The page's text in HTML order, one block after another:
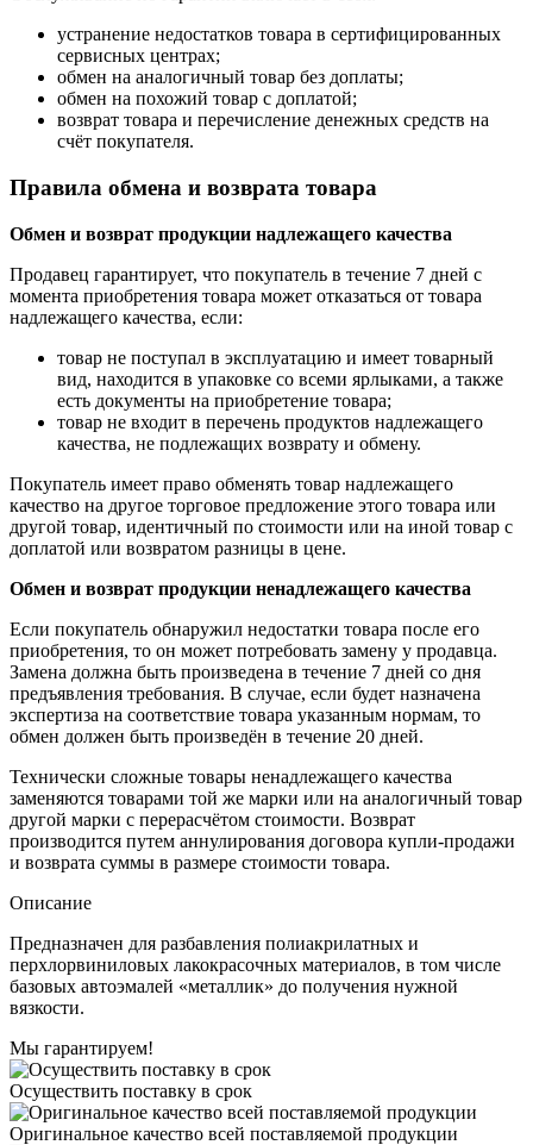
устранение недостатков товара в сертифицированных
сервисных центрах;
обмен на аналогичный товар без доплаты;
обмен на похожий товар с доплатой;
возврат товара и перечисление денежных средств на
счёт покупателя.
Правила обмена и возврата товара
Обмен и возврат продукции надлежащего качества
Продавец гарантирует, что покупатель в течение 7 дней с
момента приобретения товара может отказаться от товара
надлежащего качества, если:
товар не поступал в эксплуатацию и имеет товарный
вид, находится в упаковке со всеми ярлыками, а также
есть документы на приобретение товара;
товар не входит в перечень продуктов надлежащего
качества, не подлежащих возврату и обмену.
Покупатель имеет право обменять товар надлежащего
качество на другое торговое предложение этого товара или
другой товар, идентичный по стоимости или на иной товар с
доплатой или возвратом разницы в цене.
Обмен и возврат продукции ненадлежащего качества
Если покупатель обнаружил недостатки товара после его
приобретения, то он может потребовать замену у продавца.
Замена должна быть произведена в течение 7 дней со дня
предъявления требования. В случае, если будет назначена
экспертиза на соответствие товара указанным нормам, то
обмен должен быть произведён в течение 20 дней.
Технически сложные товары ненадлежащего качества
заменяются товарами той же марки или на аналогичный товар
другой марки с перерасчётом стоимости. Возврат
производится путем аннулирования договора купли-продажи
и возврата суммы в размере стоимости товара.
Описание
Предназначен для разбавления полиакрилатных и
перхлорвиниловых лакокрасочных материалов, в том числе
базовых автоэмалей «металлик» до получения нужной
вязкости.
Мы гарантируем!
Осуществить поставку в срок
Оригинальное качество всей поставляемой продукции